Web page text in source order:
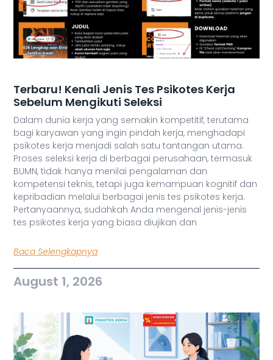
Terbaru! Kenali Jenis Tes Psikotes Kerja
Sebelum Mengikuti Seleksi
Dalam dunia kerja yang semakin kompetitif, terutama
bagi karyawan yang ingin pindah kerja, menghadapi
psikotes kerja menjadi salah satu tantangan utama.
Proses seleksi kerja di berbagai perusahaan, termasuk
BUMN, tidak hanya menilai pengalaman dan
kompetensi teknis, tetapi juga kemampuan kognitif dan
kepribadian melalui berbagai jenis tes psikotes kerja.
Pertanyaannya, sudahkah Anda mengenal jenis-jenis
tes psikotes kerja yang biasa diujikan dan
Baca Selengkapnya
August 1, 2026